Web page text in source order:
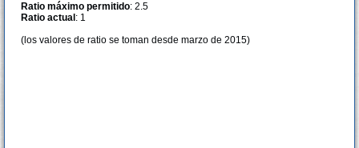
Ratio máximo permitido: 2.5
Ratio actual : 1
(los valores de ratio se toman desde marzo de 2015)